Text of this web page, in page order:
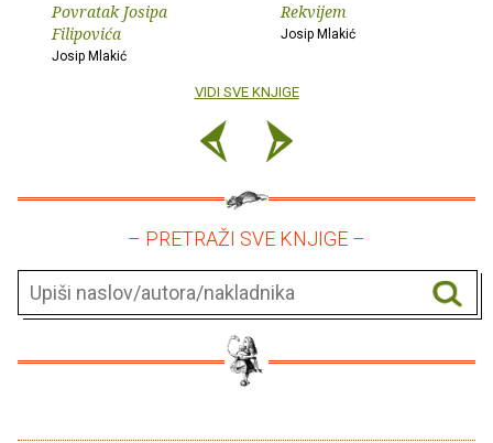
Povratak Josipa
Filipovića
Josip Mlakić
Rekvijem
Josip Mlakić
VIDI SVE KNJIGE
– PRETRAŽI SVE KNJIGE –